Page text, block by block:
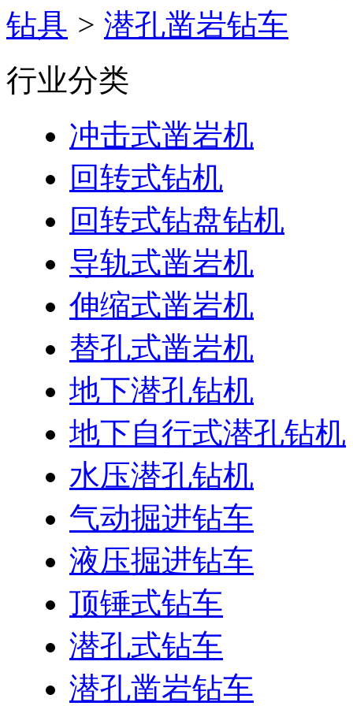
钻具 > 潜孔凿岩钻车
行业分类
冲击式凿岩机
回转式钻机
回转式钻盘钻机
导轨式凿岩机
伸缩式凿岩机
替孔式凿岩机
地下潜孔钻机
地下自行式潜孔钻机
水压潜孔钻机
气动掘进钻车
液压掘进钻车
顶锤式钻车
潜孔式钻车
潜孔凿岩钻车